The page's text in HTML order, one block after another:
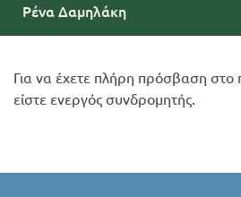
Ρένα Δαμηλάκη
Για να έχετε πλήρη πρόσβαση στο
είστε ενεργός συνδρομητής.